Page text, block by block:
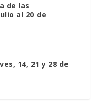
de las
al 20 de
14, 21 y 28 de